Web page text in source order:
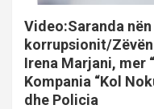
Video:Saranda
korrupsionit/
Irena Marjani, mer
Kompania “Kol
dhe Policia